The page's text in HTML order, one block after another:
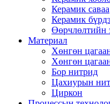
Керамик саваа
Керамик
Өөрчлөлтийн
Материал
Хөнгөн
Хөнгөн
Бор нитрид
Цахиурын
Циркон